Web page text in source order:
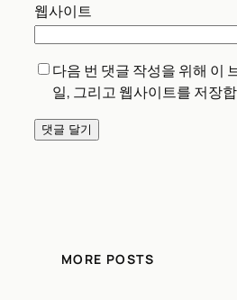
웹사이트
다음 번 댓글 작성을 위해 이
일, 그리고 웹사이트를 저장
MORE POSTS